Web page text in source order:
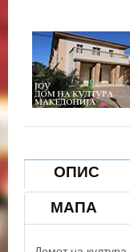
ОПИС
МАПА